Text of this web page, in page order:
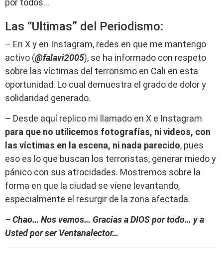
por todos…
Las “Ultimas” del Periodismo:
– En X y en Instagram, redes en que me mantengo
activo (@falavi2005), se ha informado con respeto
sobre las víctimas del terrorismo en Cali en esta
oportunidad. Lo cual demuestra el grado de dolor y
solidaridad generado.
– Desde aquí replico mi llamado en X e Instagram
para que no utilicemos fotografías, ni videos, con
las víctimas en la escena, ni nada parecido, pues
eso es lo que buscan los terroristas, generar miedo y
pánico con sus atrocidades. Mostremos sobre la
forma en que la ciudad se viene levantando,
especialmente el resurgir de la zona afectada.
– Chao… Nos vemos… Gracias a DIOS por todo… y a
Usted por ser Ventanalector…